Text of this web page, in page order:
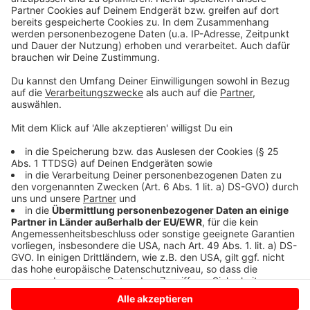
sammeln. Bitte lesen Sie die
Details durch und stimmen Sie der
Nutzung des Service zu, um dieses
Video anzusehen.
Mehr Informationen
Akzeptieren
powered by Usercentrics Consent
Management Platform
Die neue Single der Singer-Songwriterin LOI "Am I
Anzeige
Anzeige